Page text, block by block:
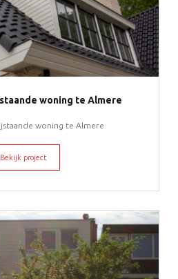
woning te Almere
woning te Almere
Bekijk project